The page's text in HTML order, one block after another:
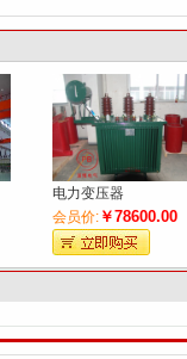
词
电力变压器
会员价: ￥78600.00